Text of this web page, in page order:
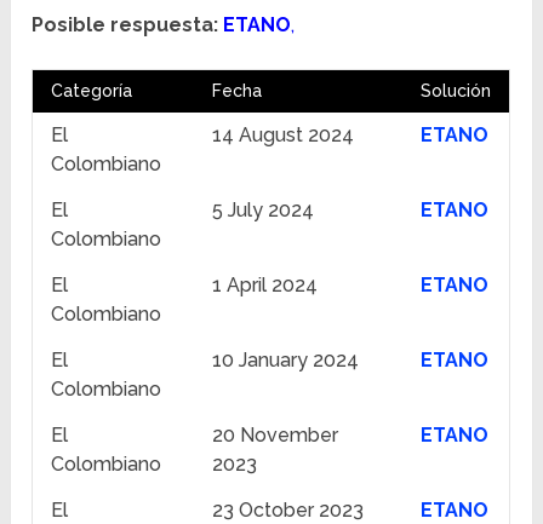
Posible respuesta: ETANO,
Categoría Fecha Solución
El
Colombiano
14 August 2024 ETANO
El
Colombiano
5 July 2024 ETANO
El
Colombiano
1 April 2024 ETANO
El
Colombiano
10 January 2024 ETANO
El
Colombiano
20 November
2023
ETANO
El
23 October 2023 ETANO